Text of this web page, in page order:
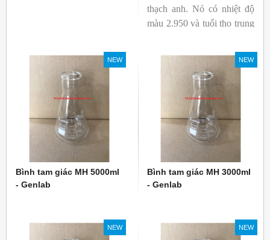
thạch anh. Nó có nhiệt độ
màu 2.950 và tuổi thọ trung
NEW
Bình tam giác MH 5000ml
- Genlab
NEW
Bình tam giác MH 3000ml
- Genlab
NEW NEW